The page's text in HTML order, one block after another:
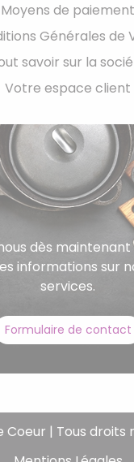
Moyens de paiement
Générales de
savoir sur la
Votre espace client
dès
informations sur
services.
Formulaire de contact
Coeur | Tous droits